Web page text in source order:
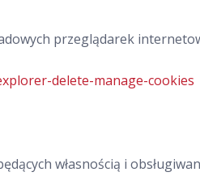
przeglądarek
delete-manage-cookies
własnością i